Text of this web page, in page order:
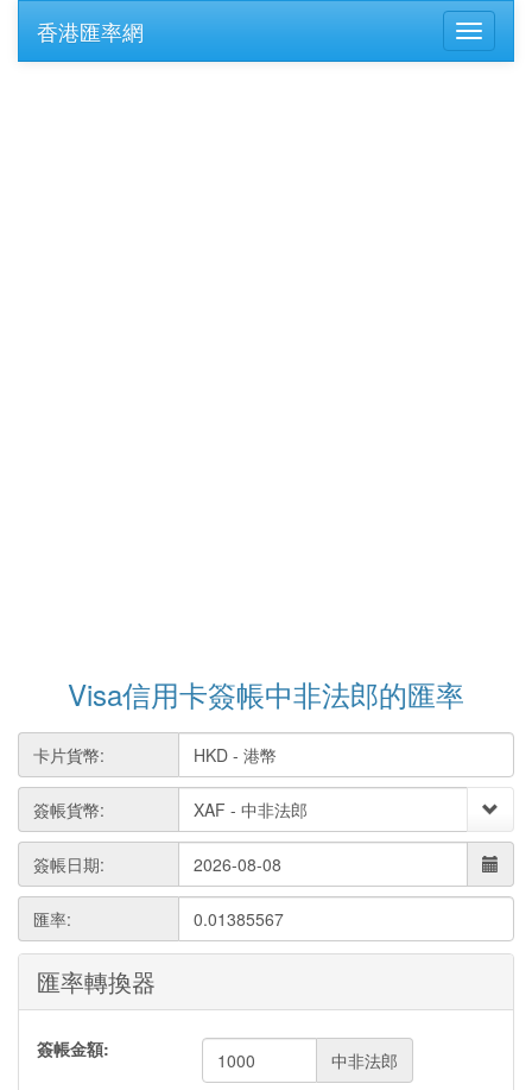
香港匯率網
Visa信用卡簽帳中非法郎的匯率
卡片貨幣:
簽帳貨幣:
簽帳日期:
匯率: 0.01385567
匯率轉換器
簽帳金額:
中非法郎